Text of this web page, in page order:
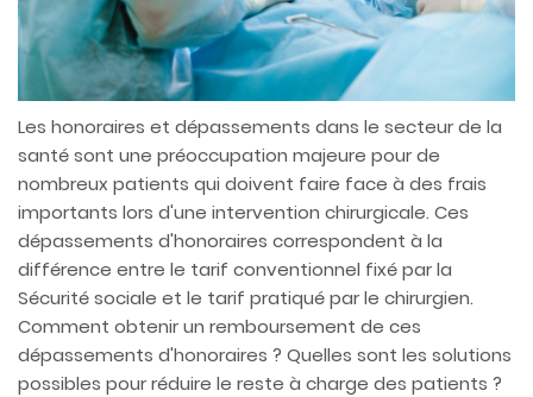
Les honoraires et dépassements dans le secteur de la
santé sont une préoccupation majeure pour de
nombreux patients qui doivent faire face à des frais
importants lors d'une intervention chirurgicale. Ces
dépassements d'honoraires correspondent à la
différence entre le tarif conventionnel fixé par la
Sécurité sociale et le tarif pratiqué par le chirurgien.
Comment obtenir un remboursement de ces
dépassements d'honoraires ? Quelles sont les solutions
possibles pour réduire le reste à charge des patients ?